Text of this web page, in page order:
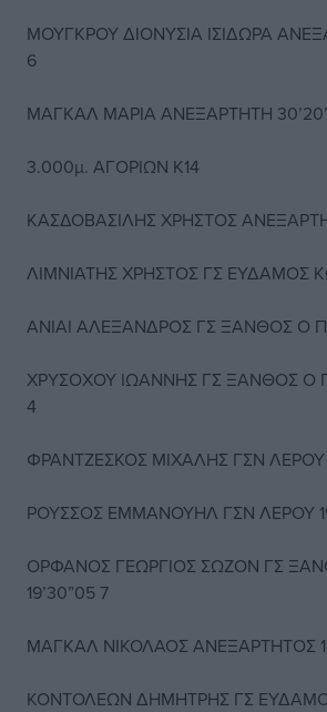
ΜΟΥΓΚΡΟΥ ΔΙΟΝΥΣΙΑ ΙΣΙΔΩΡΑ
6
ΜΑΓΚΑΛ ΜΑΡΙΑ ΑΝΕΞΑΡΤΗΤΗ
3.000μ. ΑΓΟΡΙΩΝ Κ14
ΚΑΣΔΟΒΑΣΙΛΗΣ ΧΡΗΣΤΟΣ
ΛΙΜΝΙΑΤΗΣ ΧΡΗΣΤΟΣ ΓΣ ΕΥΔΑΜΟΣ ΚΩ
ΑΝΙΑΙ ΑΛΕΞΑΝΔΡΟΣ ΓΣ ΞΑΝΘΟΣ Ο
ΧΡΥΣΟΧΟΥ ΙΩΑΝΝΗΣ ΓΣ ΞΑΝΘΟΣ Ο
4
ΦΡΑΝΤΖΕΣΚΟΣ ΜΙΧΑΛΗΣ ΓΣΝ ΛΕΡΟΥ
ΡΟΥΣΣΟΣ ΕΜΜΑΝΟΥΗΛ ΓΣΝ ΛΕΡΟΥ
ΟΡΦΑΝΟΣ ΓΕΩΡΓΙΟΣ ΣΩΖΟΝ ΓΣ
19’30”05 7
ΜΑΓΚΑΛ ΝΙΚΟΛΑΟΣ ΑΝΕΞΑΡΤΗΤΟΣ
ΚΟΝΤΟΛΕΩΝ ΔΗΜΗΤΡΗΣ ΓΣ ΕΥΔΑΜΟΣ